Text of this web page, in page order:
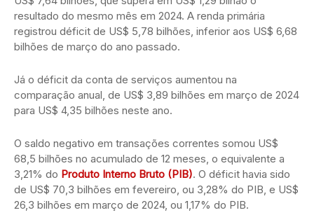
resultado do mesmo mês em 2024. A renda primária
registrou déficit de US$ 5,78 bilhões, inferior aos US$ 6,68
bilhões de março do ano passado.
Já o déficit da conta de serviços aumentou na
comparação anual, de US$ 3,89 bilhões em março de 2024
para US$ 4,35 bilhões neste ano.
O saldo negativo em transações correntes somou US$
68,5 bilhões no acumulado de 12 meses, o equivalente a
3,21% do Produto Interno Bruto (PIB). O déficit havia sido
de US$ 70,3 bilhões em fevereiro, ou 3,28% do PIB, e US$
26,3 bilhões em março de 2024, ou 1,17% do PIB.